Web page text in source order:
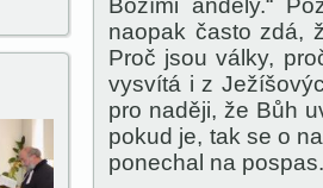
Božími anděly.“
naopak často zdá,
Proč jsou války,
vysvítá i z
pro naději, že Bůh
pokud je, tak se o
ponechal na